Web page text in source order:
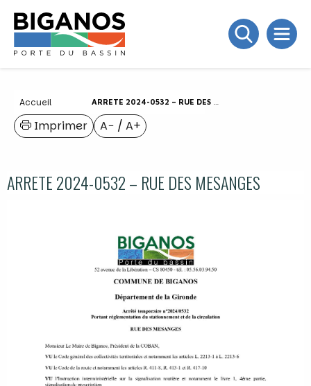
Accueil ARRETE 2024-0532 – RUE DES MESANGES
A− / A+
Imprimer
ARRETE 2024-0532 – RUE DES MESANGES